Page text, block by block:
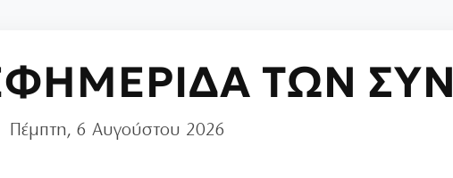
ΤΩΝ
Πέμπτη, 6 Αυγούστου 2026